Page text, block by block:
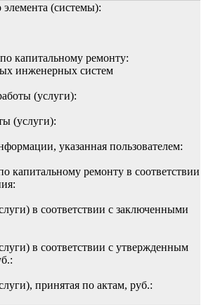
(системы):
капитальному ремонту:
инженерных систем
(услуги):
(услуги):
указанная пользователем:
капитальному ремонту в соответствии
в соответствии с заключенными
в соответствии с утвержденным
принятая по актам, руб.: